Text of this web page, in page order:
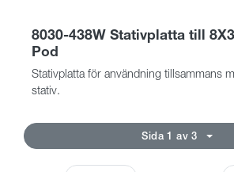
8030-438W Stativplatta till
Pod
Stativplatta för användning tillsammans
stativ.
Sida 1 av 3